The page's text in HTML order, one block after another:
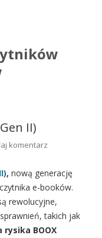
do treści
II)
komentarz
, nową generację
e-booków.
rewolucyjne,
takich jak
rysika BOOX